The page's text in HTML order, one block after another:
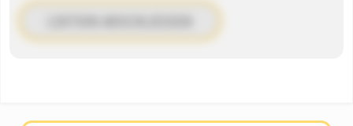
LEKTION ABSCHLIESSEN